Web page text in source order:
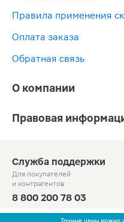
Точные цены можно
Правила применения
Оплата заказа
Обратная связь
О компании
Правовая
Служба поддержки
Для покупателей
и контрагентов
8 800 200 78 03
Круглосуточно, звонок по